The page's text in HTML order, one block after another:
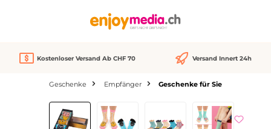
Kostenloser Versand Ab CHF 70 Versand Innert 24h
Geschenke Empfänger Geschenke für Sie
Bildergalerie überspringen